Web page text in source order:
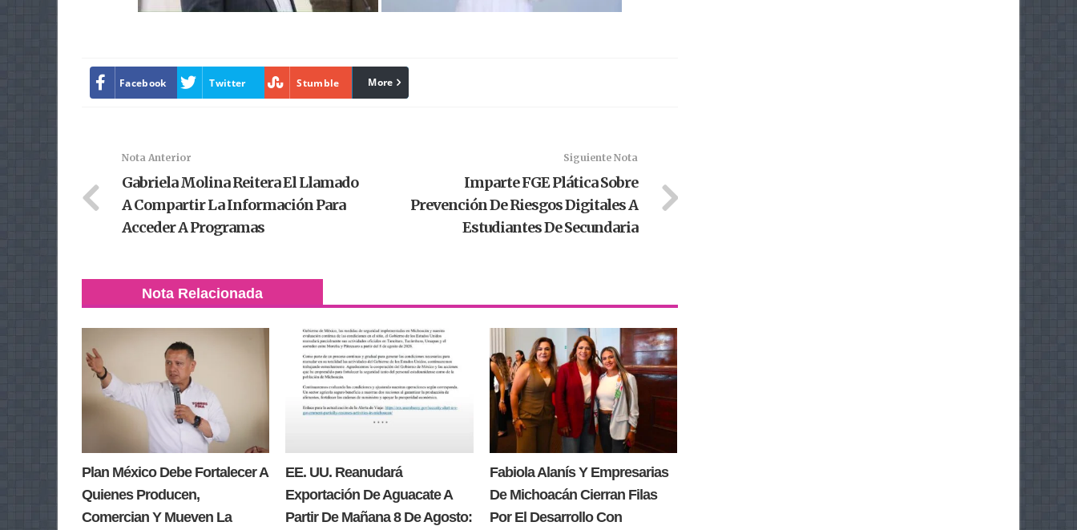
Facebook Twitter Stumble linkedin
More
Nota Anterior
Gabriela Molina Reitera El Llamado
A Compartir La Información Para
Acceder A Programas
Siguiente Nota
Imparte FGE Plática Sobre
Prevención De Riesgos Digitales A
Estudiantes De Secundaria
Nota Relacionada
Plan México Debe Fortalecer A
Quienes Producen,
Comercian Y Mueven La
EE. UU. Reanudará
Exportación De Aguacate A
Partir De Mañana 8 De Agosto:
Fabiola Alanís Y Empresarias
De Michoacán Cierran Filas
Por El Desarrollo Con